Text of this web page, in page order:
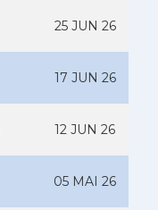
25 JUN 26
17 JUN 26
12 JUN 26
05 MAI 26